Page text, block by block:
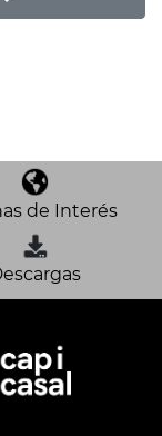
de Interés